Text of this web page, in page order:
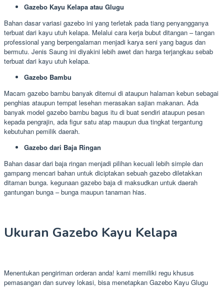
Gazebo Kayu Kelapa atau Glugu
Bahan dasar variasi gazebo ini yang terletak pada tiang penyangganya
terbuat dari kayu utuh kelapa. Melalui cara kerja bubut ditangan – tangan
professional yang berpengalaman menjadi karya seni yang bagus dan
bermutu. Jenis Saung ini diyakini lebih awet dan harga terjangkau sebab
terbuat dari kayu utuh kelapa.
Gazebo Bambu
Macam gazebo bambu banyak ditemui di ataupun halaman kebun sebagai
penghias ataupun tempat lesehan merasakan sajian makanan. Ada
banyak model gazebo bambu bagus itu di buat sendiri ataupun pesan
kepada pengrajin, ada figur satu atap maupun dua tingkat tergantung
kebutuhan pemilik daerah.
Gazebo dari Baja Ringan
Bahan dasar dari baja ringan menjadi pilihan kecuali lebih simple dan
gampang mencari bahan untuk diciptakan sebuah gazebo diletakkan
ditaman bunga. kegunaan gazebo baja di maksudkan untuk daerah
gantungan bunga – bunga maupun tanaman hias.
Ukuran Gazebo Kayu Kelapa
Menentukan pengiriman orderan anda! kami memiliki regu khusus
pemasangan dan survey lokasi, bisa menetapkan Gazebo Kayu Glugu